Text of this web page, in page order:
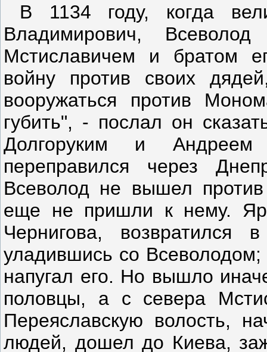
В 1134 году, когда
Владимирович,
Мстиславичем и братом
войну против своих
вооружаться против
губить", - послал он
Долгоруким и Андреем
переправился через
Всеволод не вышел
еще не пришли к нему.
Чернигова,
уладившись со
напугал его. Но вышло
половцы, а с севера
Переяславскую волость,
людей, дошел до Киева,